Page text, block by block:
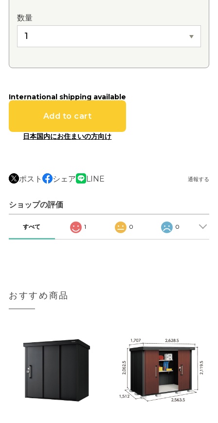
数量
International shipping available
Add to cart
日本国内にお住まいの方向け
ポスト シェア LINE 通報する
ショップの評価
すべて 1 0 0
おすすめ商品